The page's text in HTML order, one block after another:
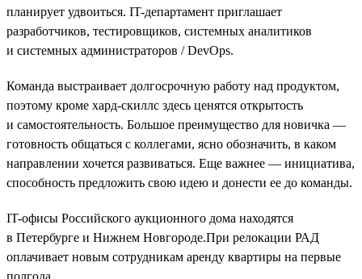
планирует удвоиться. IT-департамент приглашает
разработчиков, тестировщиков, системных аналитиков
и системных администраторов / DevOps.
Команда выстраивает долгосрочную работу над продуктом,
поэтому кроме хард-скиллс здесь ценятся открытость
и самостоятельность. Большое преимущество для новичка —
готовность общаться с коллегами, ясно обозначить, в каком
направлении хочется развиваться. Еще важнее — инициатива,
способность предложить свою идею и донести ее до команды.
IT-офисы Российского аукционного дома находятся
в Петербурге и Нижнем Новгороде.При релокации РАД
оплачивает новым сотрудникам аренду квартиры на первые
полгода.